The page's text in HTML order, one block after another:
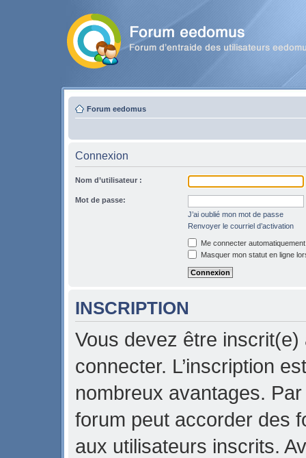
Forum eedomus
Connexion
Nom d’utilisateur :
Mot de passe:
J’ai oublié mon mot de passe
Renvoyer le courriel d’activation
Me connecter
Masquer mon statut en ligne
INSCRIPTION
Vous devez être
connecter. L’inscription
nombreux avantages.
forum peut accorder des
aux utilisateurs inscrits.